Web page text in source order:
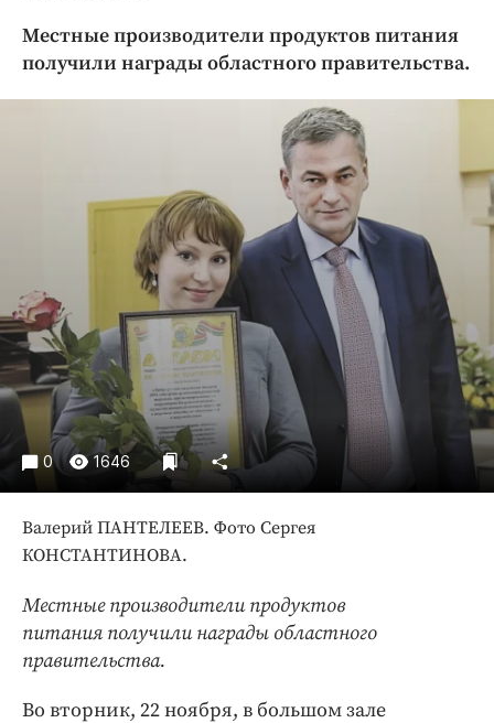
Благоустройство
Образование
Общество
Погода
Праздники
Происшествия
Спорт
Экономика и бизнес
ПРОЕКТЫ
Блоги
Медиаперсона
Клиника года
Бренд года
Работодатель года
Местные производители продуктов питания
получили награды областного правительства.
0 1646
Валерий ПАНТЕЛЕЕВ. Фото Сергея
КОНСТАНТИНОВА.
Местные производители продуктов
питания получили награды областного
правительства.
Во вторник, 22 ноября, в большом зале